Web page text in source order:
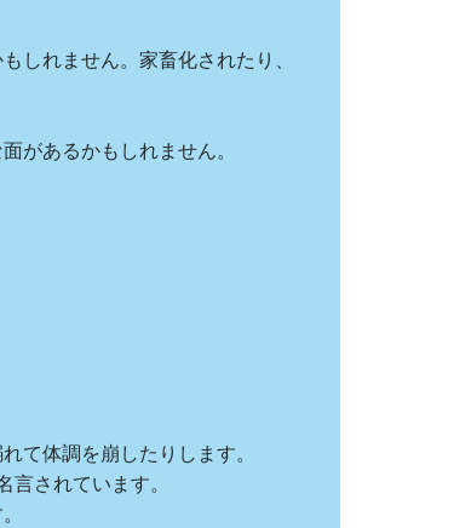
しれません。家畜化されたり、
があるかもしれません。
て体調を崩したりします。
されています。